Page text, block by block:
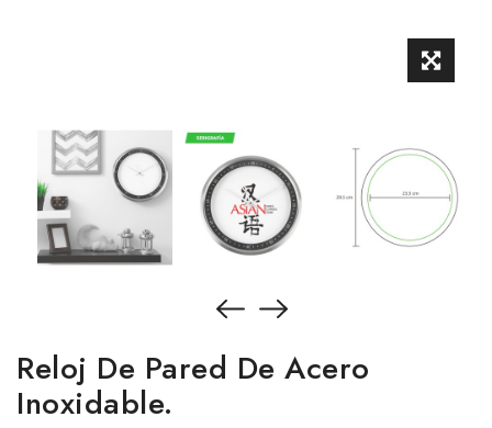
Reloj De Pared De Acero
Inoxidable.